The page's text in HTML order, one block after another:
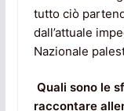
tutto ciò
dall’attuale
Nazionale
Quali sono le
raccontare